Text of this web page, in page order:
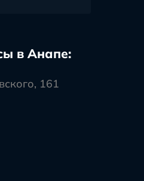
в Анапе:
161